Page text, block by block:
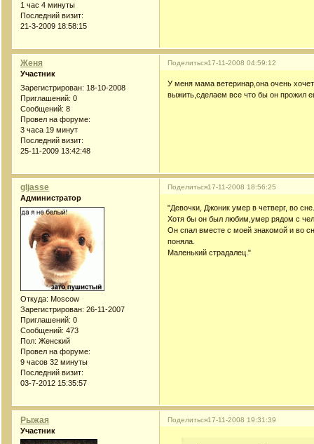
1 час 4 минуты
Последний визит:
21-3-2009 18:58:15
Поделиться17-11-2008 04:59:12
Женя
Участник
Зарегистрирован: 18-10-2008
Приглашений: 0
Сообщений: 8
Провел на форуме:
3 часа 19 минут
Последний визит:
25-11-2009 13:42:48
У меня мама ветеринар,она очень
выжить,сделаем все что бы он прожил
Поделиться17-11-2008 18:56:25
gljasse
Администратор
Откуда: Moscow
Зарегистрирован: 26-11-2007
Приглашений: 0
Сообщений: 473
Пол: Женский
Провел на форуме:
9 часов 32 минуты
Последний визит:
03-7-2012 15:35:57
"Девочки, Джоник умер в четверг, во
Хотя бы он был любим,умер рядом с
Он спал вместе с моей знакомой и во
поняла.
Маленький страдалец."
Поделиться17-11-2008 19:31:39
Рыжая
Участник